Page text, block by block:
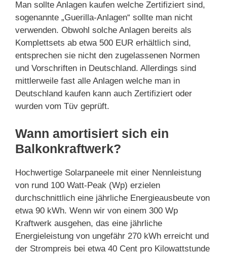
Man sollte Anlagen kaufen welche Zertifiziert sind,
sogenannte „Guerilla-Anlagen“ sollte man nicht
verwenden. Obwohl solche Anlagen bereits als
Komplettsets ab etwa 500 EUR erhältlich sind,
entsprechen sie nicht den zugelassenen Normen
und Vorschriften in Deutschland. Allerdings sind
mittlerweile fast alle Anlagen welche man in
Deutschland kaufen kann auch Zertifiziert oder
wurden vom Tüv geprüft.
Wann amortisiert sich ein
Balkonkraftwerk?
Hochwertige Solarpaneele mit einer Nennleistung
von rund 100 Watt-Peak (Wp) erzielen
durchschnittlich eine jährliche Energieausbeute von
etwa 90 kWh. Wenn wir von einem 300 Wp
Kraftwerk ausgehen, das eine jährliche
Energieleistung von ungefähr 270 kWh erreicht und
der Strompreis bei etwa 40 Cent pro Kilowattstunde